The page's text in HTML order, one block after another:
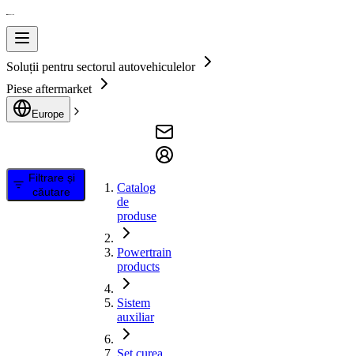
Soluții pentru sectorul autovehiculelor
Piese aftermarket
Europe
Filtrare și
căutare
Catalog
de
produse
Powertrain
products
Sistem
auxiliar
Set curea